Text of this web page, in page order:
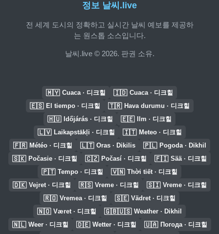
정보 날씨.live
전 세계 도시의 정확하고 실시간 날씨 예보를 제공하
는 원스톱 소스입니다.
날씨.live © 2026. 판권 소유.
🇲🇾 Cuaca · 디크힐 🇮🇩 Cuaca · 디크힐
🇪🇸 El tiempo · 디크힐 🇹🇷 Hava durumu · 디크힐
🇭🇺 Időjárás · 디크힐 🇪🇪 Ilm · 디크힐
🇱🇻 Laikapstākļi · 디크힐 🇮🇹 Meteo · 디크힐
🇫🇷 Météo · 디크힐 🇱🇹 Oras · Dikilis 🇵🇱 Pogoda · Dikhil
🇸🇰 Počasie · 디크힐 🇨🇿 Počasí · 디크힐 🇫🇮 Sää · 디크힐
🇵🇹 Tempo · 디크힐 🇻🇳 Thời tiết · 디크힐
🇩🇰 Vejret · 디크힐 🇷🇸 Vreme · 디크힐 🇸🇮 Vreme · 디크힐
🇷🇴 Vremea · 디크힐 🇸🇪 Vädret · 디크힐
🇳🇴 Været · 디크힐 🇬🇧🇺🇸 Weather · Dikhil
🇳🇱 Weer · 디크힐 🇩🇪 Wetter · 디크힐 🇺🇦 Погода · 디크힐